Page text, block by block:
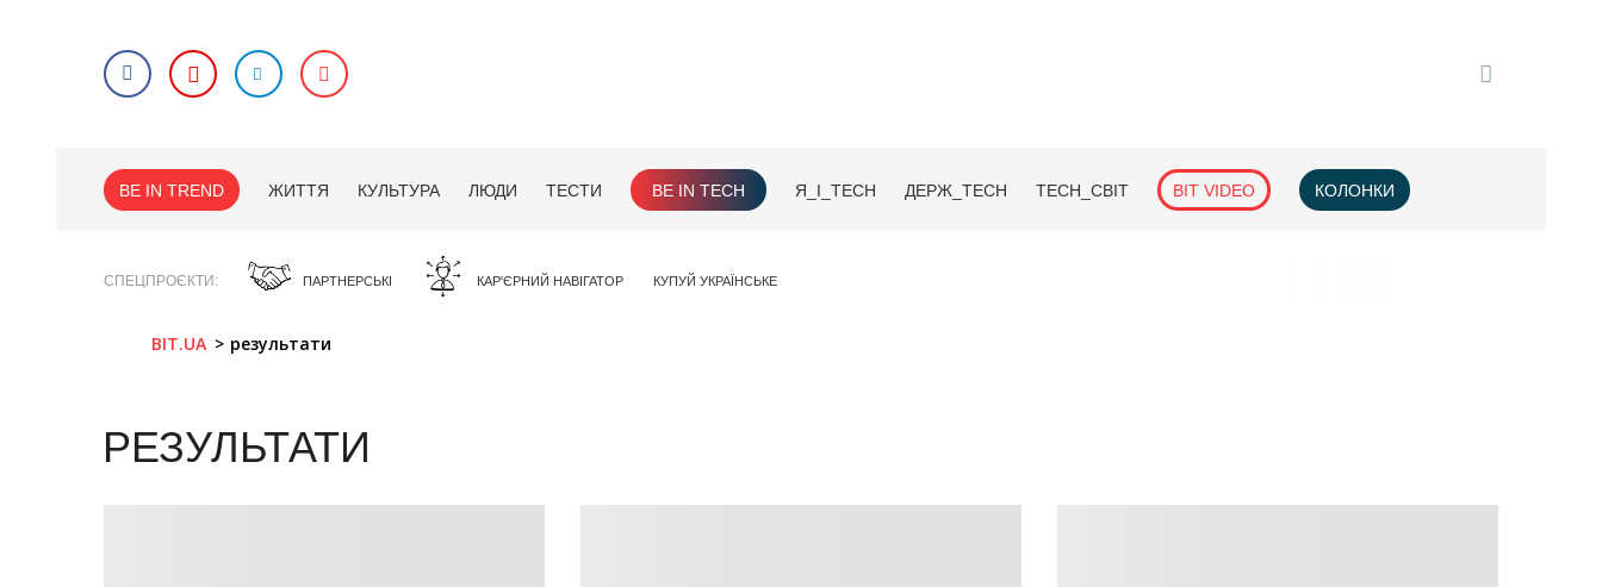
BE IN TREND ЖИТТЯ КУЛЬТУРА ЛЮДИ ТЕСТИ BE IN TECH Я_І_TECH ДЕРЖ_TECH TECH_СВІТ BIT VIDEO КОЛОНКИ
СПЕЦПРОЄКТИ ПАРТНЕРСЬКІ КАР'ЄРНИЙ НАВІГАТОР КУПУЙ УКРАЇНСЬКЕ
BIT.UA результати
РЕЗУЛЬТАТИ